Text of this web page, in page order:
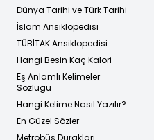
Dünya Tarihi ve Türk Tarihi
İslam Ansiklopedisi
TÜBİTAK Ansiklopedisi
Hangi Besin Kaç Kalori
Eş Anlamlı Kelimeler
Sözlüğü
Hangi Kelime Nasıl Yazılır?
En Güzel Sözler
Metrobüs Durakları